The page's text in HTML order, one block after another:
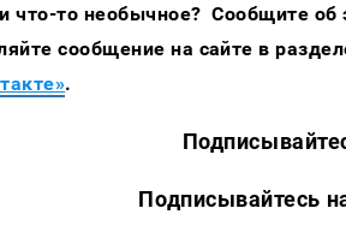
что-то необычное? Сообщите
сообщение на сайте в
.
на
на